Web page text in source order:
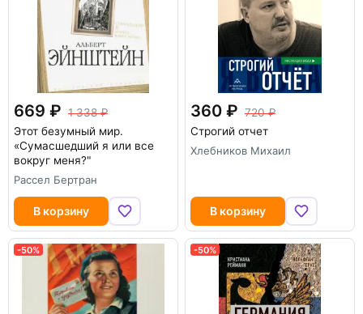
669
1 338
Этот безумный мир.
«Сумасшедший я или все
вокруг меня?"
Рассел Бертран
В корзину
360
720
Строгий отчет
Хлебников Михаил
В корзину
-50% -50%